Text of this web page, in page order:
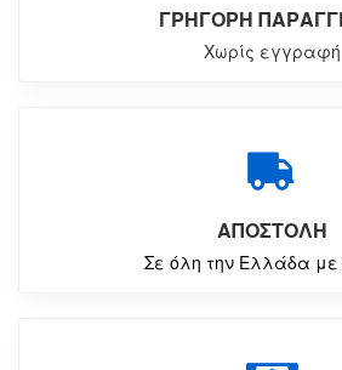
ΓΡΗΓΟΡΗ
Χωρίς εγγραφή
ΑΠΟΣΤΟΛΗ
Σε όλη την Ελλάδα με